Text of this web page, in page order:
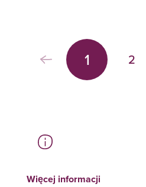
1 2
Więcej informacji